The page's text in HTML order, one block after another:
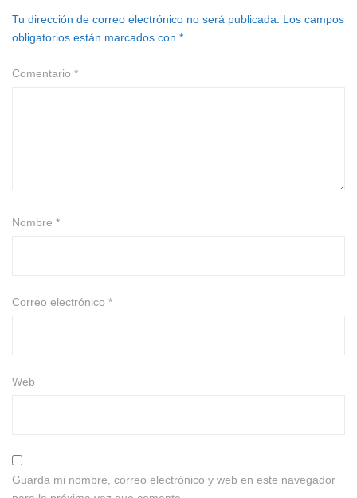
Tu dirección de correo electrónico no será publicada.
Los campos
obligatorios están marcados con *
Comentario *
Nombre *
Correo electrónico *
Web
Guarda mi nombre, correo electrónico y web en este navegador